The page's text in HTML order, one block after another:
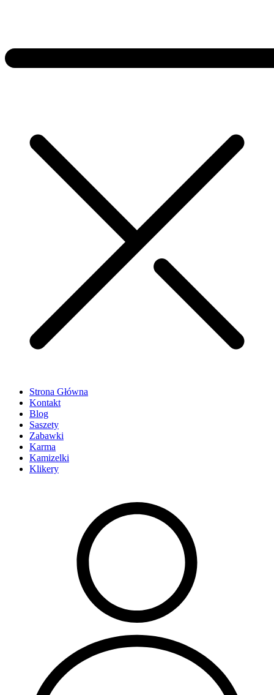
Strona Główna
Kontakt
Blog
Saszety
Zabawki
Karma
Kamizelki
Klikery